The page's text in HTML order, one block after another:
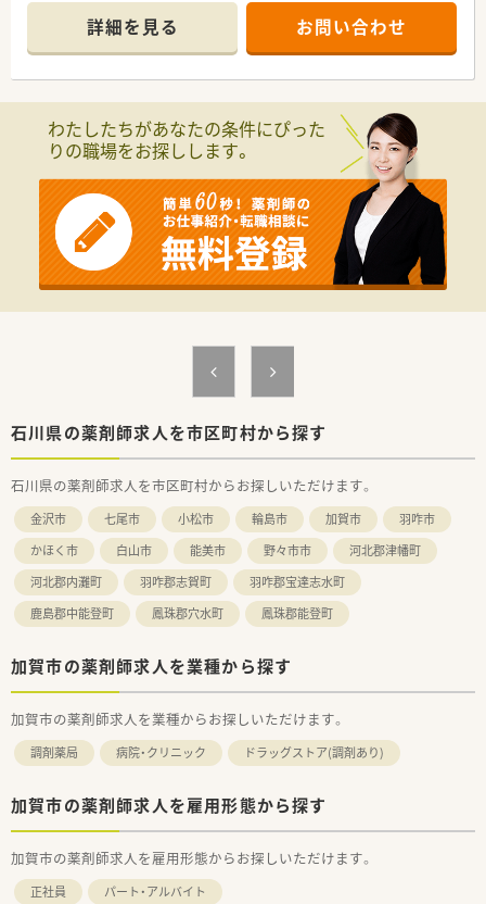
詳細を見る お問い合わせ
わたしたちがあなたの条件にぴった
りの職場をお探しします。
石川県の薬剤師求人を市区町村から探す
石川県の薬剤師求人を市区町村からお探しいただけます。
金沢市 七尾市 小松市 輪島市 加賀市
羽咋市
かほく市
白山市 能美市 野々市市
河北郡津幡町
河北郡内灘町
羽咋郡志賀町
羽咋郡宝達志水町
鹿島郡中能登町
鳳珠郡穴水町 鳳珠郡能登町
加賀市の薬剤師求人を業種から探す
加賀市の薬剤師求人を業種からお探しいただけます。
調剤薬局 病院・クリニック ドラッグストア(調剤あり)
加賀市の薬剤師求人を雇用形態から探す
加賀市の薬剤師求人を雇用形態からお探しいただけます。
正社員 パート・アルバイト